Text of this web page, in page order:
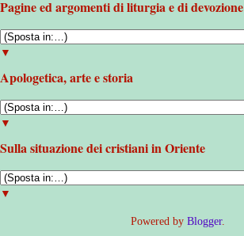
Pagine ed argomenti di liturgia e di devozione
▼
Apologetica, arte e storia
▼
Sulla situazione dei cristiani in Oriente
▼
Powered by Blogger.